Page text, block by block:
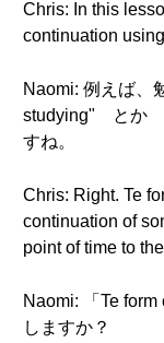
Chris: In this
continuation
Naomi: 例えば、
studying" とか
すね。
Chris: Right. Te
continuation of
point of time to
Naomi: 「Te
しますか？